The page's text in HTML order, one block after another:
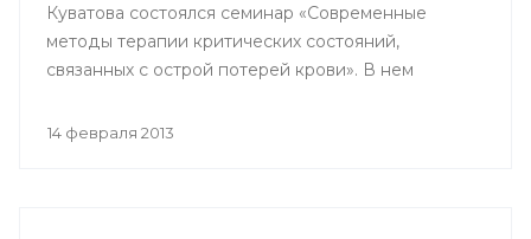
Куватова состоялся семинар «Современные
методы терапии критических состояний,
связанных с острой потерей крови». В нем
лечебной работе, акушеры-гинекологи, хирурги,
14 февраля 2013